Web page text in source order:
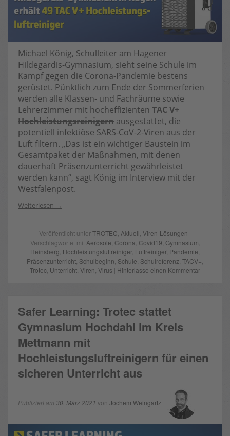
Michael König, Schulleiter am Hagener
Hildegardis-Gymnasium, sieht seine Schule im
Kampf gegen die Corona-Pandemie bestens
gerüstet. Pünktlich zum Ende der Sommerferien
werden alle Klassen- und Fachräume sowie
Lehrerzimmer mit hocheffizienten TAC V+
Hochleistungsreinigern ausgestattet, die
potentiell infektiöse SARS-CoV-2-Viren aus der
Luft filtern. „Das ist ein wichtiger Baustein im
Gesamtpaket der Maßnahmen, mit denen
dauerhaft Präsenzunterricht gewährleistet
werden kann“, sagt König im Interview mit der
Westfalenpost.
Weiterlesen
Veröffentlicht unterTROTEC Aktuell Viren-Lösungen |
Verschlagwortet mit Aerosole Corona Covid19 Gymnasium
Heinsberg Hochleistungsluftreiniger, Luftreiniger, Pandemie
Präsenzunterricht Schulbeginn Schule Schulreferenz TACV+
Trotec Unterricht Viren Virus | Hinterlasse einen Kommentar
Safer Learning: Trotec stattet
Gymnasium Hochdahl im Kreis
Mettmann mit
Hochleistungsluftreinigern für einen
sicheren Unterricht aus
Publiziert am 30. März 2021 von Jochem Weingartz